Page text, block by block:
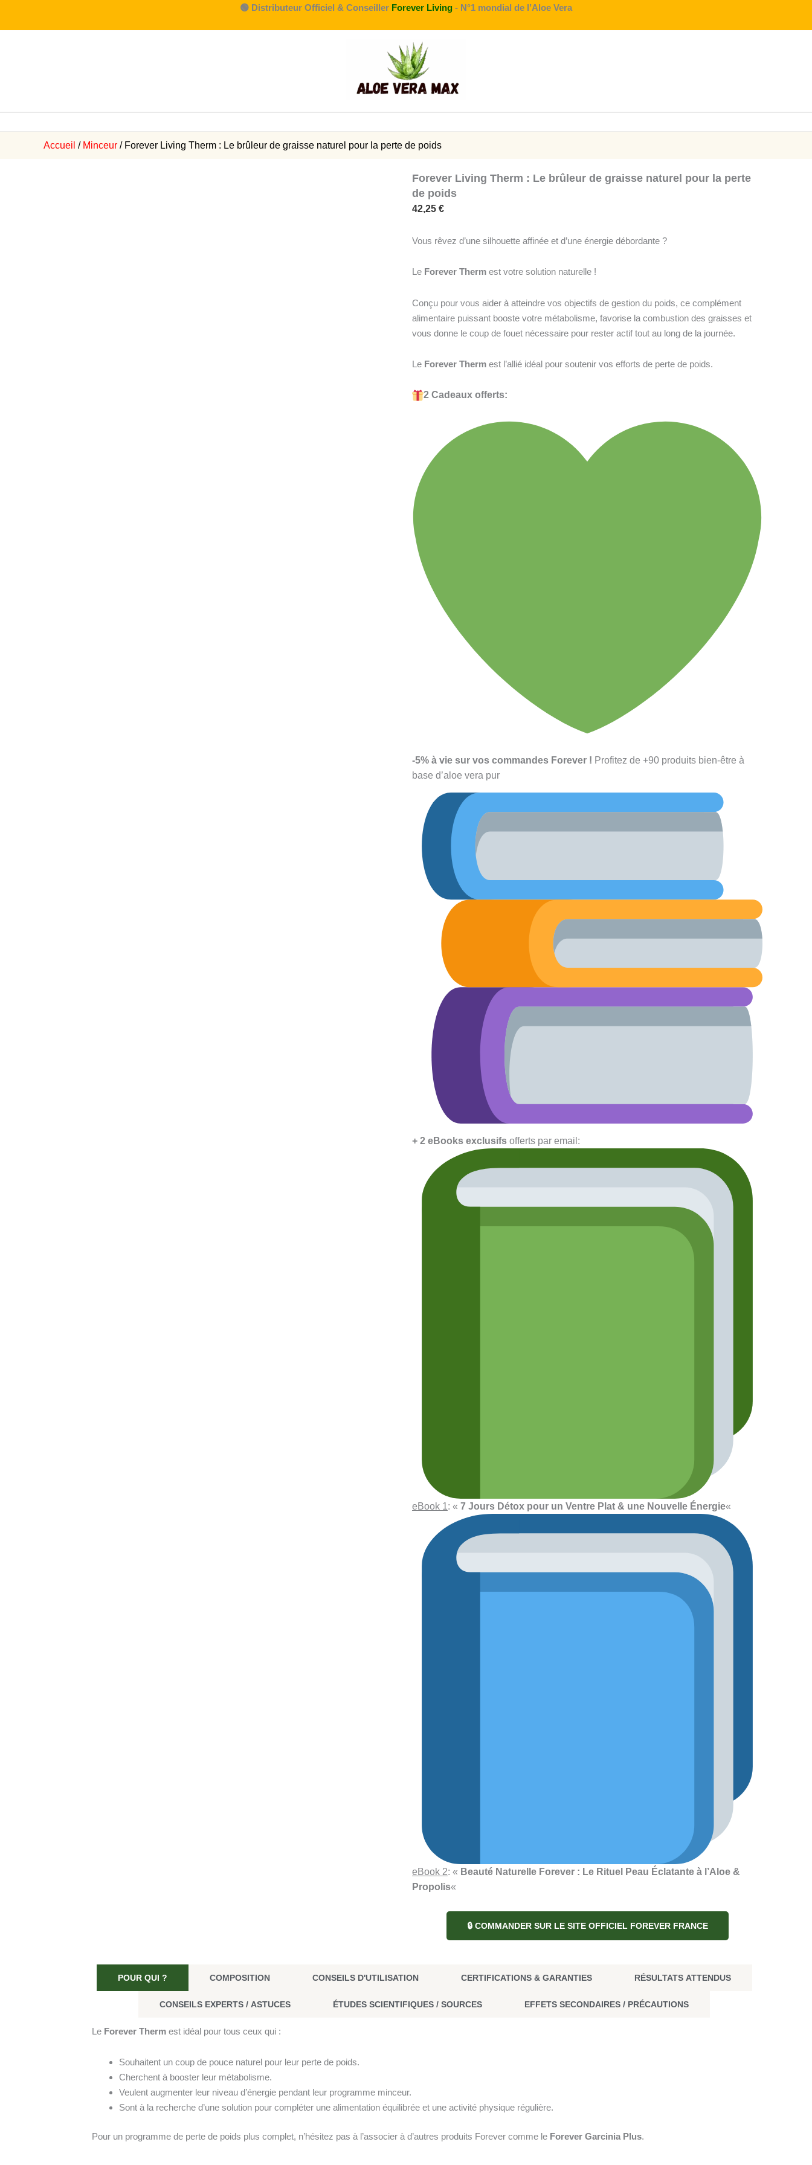
🟢 Distributeur Officiel & Conseiller Forever Living - N°1 mondial de l’Aloe Vera
Accueil / Minceur / Forever Living Therm : Le brûleur de graisse naturel pour la perte de poids
Forever Living Therm : Le brûleur de graisse naturel pour la perte
de poids
42,25 €
Vous rêvez d’une silhouette affinée et d’une énergie débordante ?
Le Forever Therm est votre solution naturelle !
Conçu pour vous aider à atteindre vos objectifs de gestion du poids, ce complément
alimentaire puissant booste votre métabolisme, favorise la combustion des graisses et
vous donne le coup de fouet nécessaire pour rester actif tout au long de la journée.
Le Forever Therm est l’allié idéal pour soutenir vos efforts de perte de poids.
2 Cadeaux offerts:
-5% à vie sur vos commandes Forever ! Profitez de +90 produits bien-être à
base d’aloe vera pur
+ 2 eBooks exclusifs offerts par email:
eBook 1: « 7 Jours Détox pour un Ventre Plat & une Nouvelle Énergie«
eBook 2: « Beauté Naturelle Forever : Le Rituel Peau Éclatante à l’Aloe &
Propolis«
🔒 COMMANDER SUR LE SITE OFFICIEL FOREVER FRANCE
POUR QUI ? COMPOSITION CONSEILS D'UTILISATION CERTIFICATIONS & GARANTIES RÉSULTATS ATTENDUS
CONSEILS EXPERTS / ASTUCES ÉTUDES SCIENTIFIQUES / SOURCES EFFETS SECONDAIRES / PRÉCAUTIONS
Le Forever Therm est idéal pour tous ceux qui :
Souhaitent un coup de pouce naturel pour leur perte de poids.
Cherchent à booster leur métabolisme.
Veulent augmenter leur niveau d’énergie pendant leur programme minceur.
Sont à la recherche d’une solution pour compléter une alimentation équilibrée et une activité physique régulière.
Pour un programme de perte de poids plus complet, n’hésitez pas à l’associer à d’autres produits Forever comme le Forever Garcinia Plus.